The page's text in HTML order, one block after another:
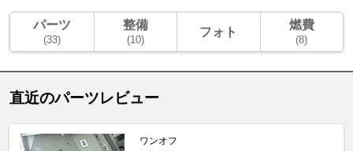
パーツ
(33)
整備
(10)
フォト 燃費
(8)
直近のパーツレビュー
ワンオフ